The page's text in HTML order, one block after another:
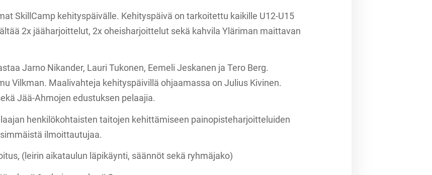
SkillCamp kehityspäivälle. Kehityspäivä on tarkoitettu kaikille U12-U15
2x jääharjoittelut, 2x oheisharjoittelut sekä kahvila Yläriman maittavan
Jarno Nikander, Lauri Tukonen, Eemeli Jeskanen ja Tero Berg.
Vilkman. Maalivahteja kehityspäivillä ohjaamassa on Julius Kivinen.
Jää-Ahmojen edustuksen pelaajia.
henkilökohtaisten taitojen kehittämiseen painopisteharjoitteluiden
ilmoittautujaa.
läpikäynti, säännöt sekä ryhmäjako)